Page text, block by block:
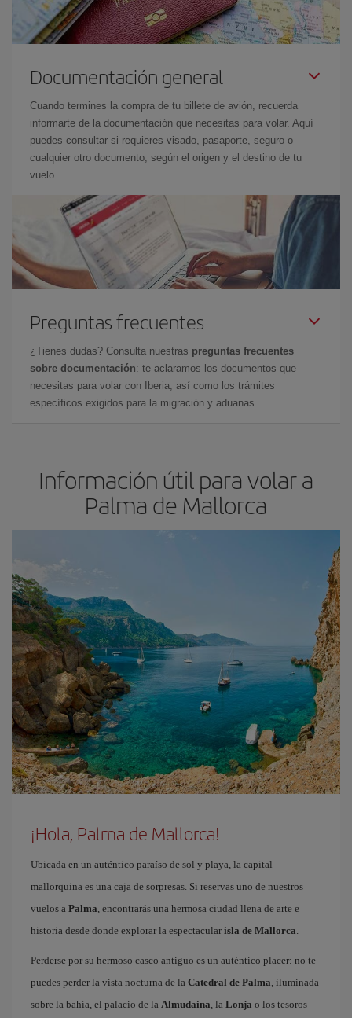
Documentación general
Cuando termines la compra de tu billete de avión, recuerda
informarte de la documentación que necesitas para volar. Aquí
puedes consultar si requieres visado, pasaporte, seguro o
cualquier otro documento, según el origen y el destino de tu
vuelo.
Preguntas frecuentes
¿Tienes dudas? Consulta nuestras preguntas frecuentes
sobre documentación: te aclaramos los documentos que
necesitas para volar con Iberia, así como los trámites
específicos exigidos para la migración y aduanas.
Información útil para volar a
Palma de Mallorca
¡Hola, Palma de Mallorca!
Ubicada en un auténtico paraíso de sol y playa, la capital
mallorquina es una caja de sorpresas. Si reservas uno de nuestros
vuelos a Palma, encontrarás una hermosa ciudad llena de arte e
historia desde donde explorar la espectacular isla de Mallorca.
Perderse por su hermoso casco antiguo es un auténtico placer: no te
puedes perder la vista nocturna de la Catedral de Palma, iluminada
sobre la bahía, el palacio de la Almudaina, la Lonja o los tesoros